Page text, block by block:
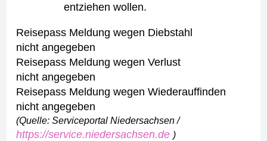
entziehen wollen.
Reisepass Meldung wegen Diebstahl
nicht angegeben
Reisepass Meldung wegen Verlust
nicht angegeben
Reisepass Meldung wegen Wiederauffinden
nicht angegeben
(Quelle: Serviceportal Niedersachsen /
https://service.niedersachsen.de )